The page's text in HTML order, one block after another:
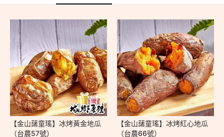
【金山藷童瑤】冰烤黃金地瓜
（台農57號）
【金山藷童瑤】冰烤紅心地瓜
（台農66號）